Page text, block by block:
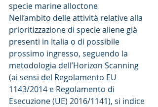
specie marine alloctone
Nell’ambito delle attività relative alla
prioritizzazione di specie aliene già
presenti in Italia o di possibile
prossimo ingresso, seguendo la
metodologia dell’Horizon Scanning
(ai sensi del Regolamento EU
1143/2014 e Regolamento di
Esecuzione (UE) 2016/1141), si indice